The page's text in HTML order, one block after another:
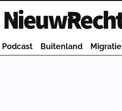
Homepage van NieuwRechts
Podcast Buitenland Migratie